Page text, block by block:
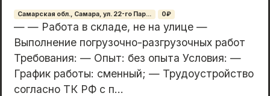
Самарская обл., Самара, ул. 22-го Пар... 0₽
— — Работа в складе, не на улице —
Выполнение пoгрузoчнo-pазгpузoчныx pабот
Требования: — Опыт: без опыта Условия: —
График работы: сменный; — Трудоустройство
согласно ТК РФ с п...